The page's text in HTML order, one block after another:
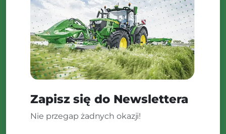
Zapisz się do Newslettera
Nie przegap żadnych okazji!